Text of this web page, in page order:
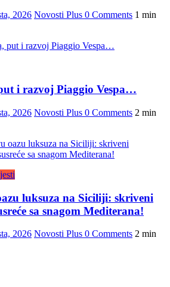
2026 Novosti Plus 0 Comments 1 min
i razvoj Piaggio Vespa…
2026 Novosti Plus 0 Comments 2 min
luksuza na Siciliji: skriveni
sa snagom Mediterana!
2026 Novosti Plus 0 Comments 2 min